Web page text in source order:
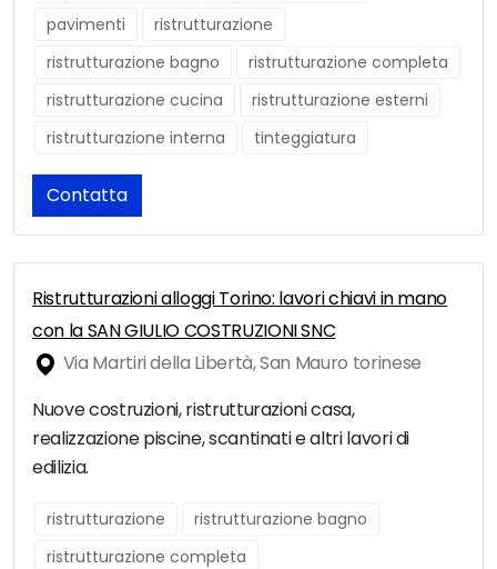
pavimenti
ristrutturazione
ristrutturazione bagno
ristrutturazione completa
ristrutturazione cucina
ristrutturazione esterni
ristrutturazione interna
tinteggiatura
Contatta
Ristrutturazioni alloggi Torino: lavori chiavi in mano
con la SAN GIULIO COSTRUZIONI SNC
Via Martiri della Libertà, San Mauro torinese
Nuove costruzioni, ristrutturazioni casa,
realizzazione piscine, scantinati e altri lavori di
edilizia.
ristrutturazione
ristrutturazione bagno
ristrutturazione completa